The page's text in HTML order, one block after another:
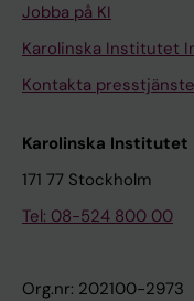
Jobba på KI
Karolinska Institutet
Kontakta
Karolinska Institutet
171 77 Stockholm
Tel: 08-524 800 00
Org.nr: 202100-2973